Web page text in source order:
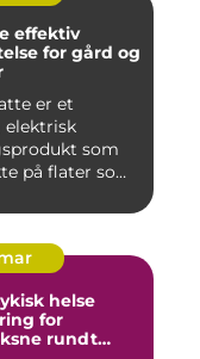
for gård og
er et
elektrisk
som
på flater som
helse
for
rundt